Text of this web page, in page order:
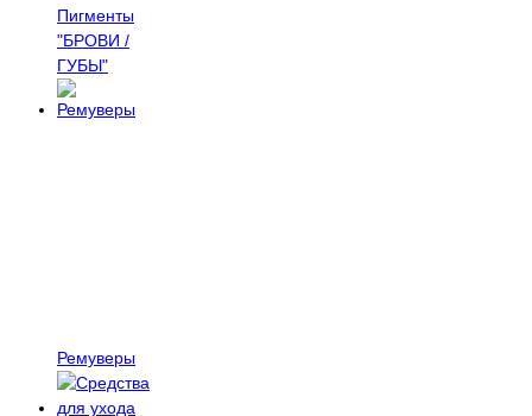
Пигменты
"БРОВИ /
ГУБЫ"
Ремуверы